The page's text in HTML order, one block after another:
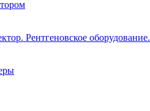
Рентгеновское оборудование.